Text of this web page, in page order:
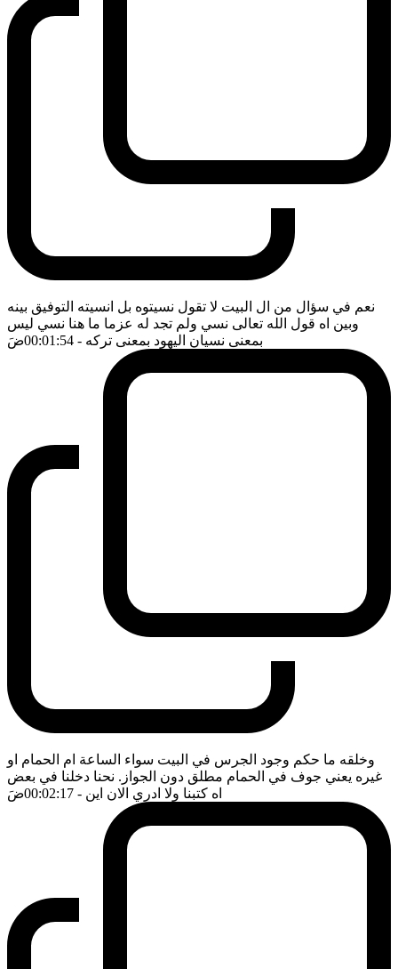
نعم في سؤال من ال البيت لا تقول نسيتوه بل انسيته التوفيق بينه
وبين اه قول الله تعالى نسي ولم تجد له عزما ما هنا نسي ليس
بمعنى نسيان اليهود بمعنى تركه - 00:01:54 ضَ
وخلقه ما حكم وجود الجرس في البيت سواء الساعة ام الحمام او
غيره يعني جوف في الحمام مطلق دون الجواز. نحنا دخلنا في بعض
اه كتبنا ولا ادري الان اين - 00:02:17 ضَ